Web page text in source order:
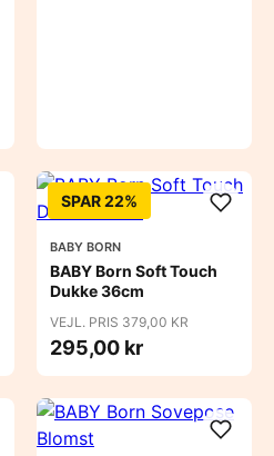
SPAR 22%
BABY BORN
BABY Born Soft Touch
Dukke 36cm
VEJL. PRIS 379,00 KR
295,00 kr